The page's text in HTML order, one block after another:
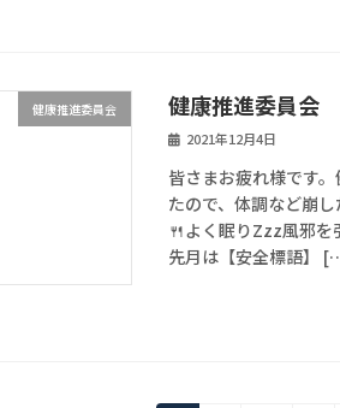
健康推進委員会 健康推進委員会
2021年12月4日
皆さまお疲れ様です
たので、体調など崩
🍴よく眠りZzz風邪を
先月は【安全標語】